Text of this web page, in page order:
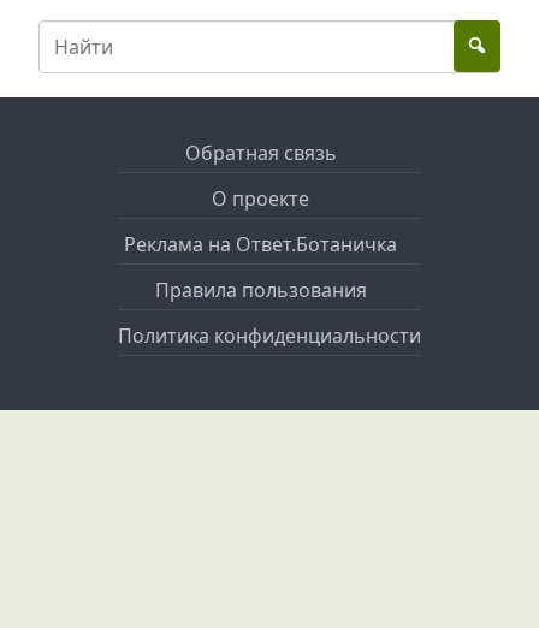
Обратная связь
О проекте
Реклама на Ответ.Ботаничка
Правила пользования
Политика конфиденциальности